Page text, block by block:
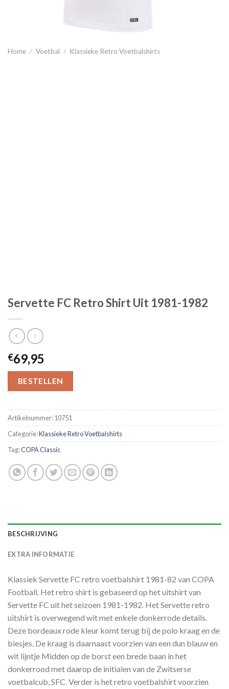
Home / Voetbal / Klassieke Retro Voetbalshirts
Servette FC Retro Shirt Uit 1981-1982
€69,95
BESTELLEN
Artikelnummer:10751
Categorie:Klassieke Retro Voetbalshirts
Tag:COPA Classic
BESCHRIJVING
EXTRA INFORMATIE
Klassiek Servette FC retro voetbalshirt 1981-82 van COPA
Football. Het retro shirt is gebaseerd op het uitshirt van
Servette FC uit het seizoen 1981-1982. Het Servette retro
uitshirt is overwegend wit met enkele donkerrode details.
Deze bordeaux rode kleur komt terug bij de polo kraag en de
biesjes. De kraag is daarnaast voorzien van een dun blauw en
wit lijntje Midden op de borst een brede baan in het
donkerrood met daarop de initialen van de Zwitserse
voetbalcub, SFC. Verder is het retro voetbalshirt voorzien